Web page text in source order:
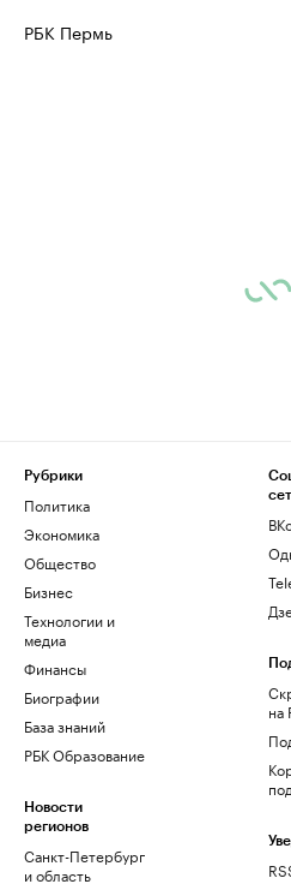
РБК Пермь
Рубрики
Политика
Экономика
Общество
Бизнес
Технологии и
медиа
Финансы
Биографии
База знаний
РБК Образование
Новости
регионов
Санкт-Петербург
и область
на